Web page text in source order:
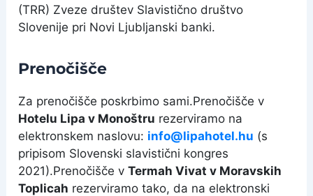
(TRR) Zveze društev Slavistično društvo
Slovenije pri Novi Ljubljanski banki.
Prenočišče
Za prenočišče poskrbimo sami.Prenočišče v
Hotelu Lipa v Monoštru rezerviramo na
elektronskem naslovu: info@lipahotel.hu (s
pripisom Slovenski slavistični kongres
2021).Prenočišče vTermah Vivat v Moravskih
Toplicah rezerviramo tako, da na elektronski